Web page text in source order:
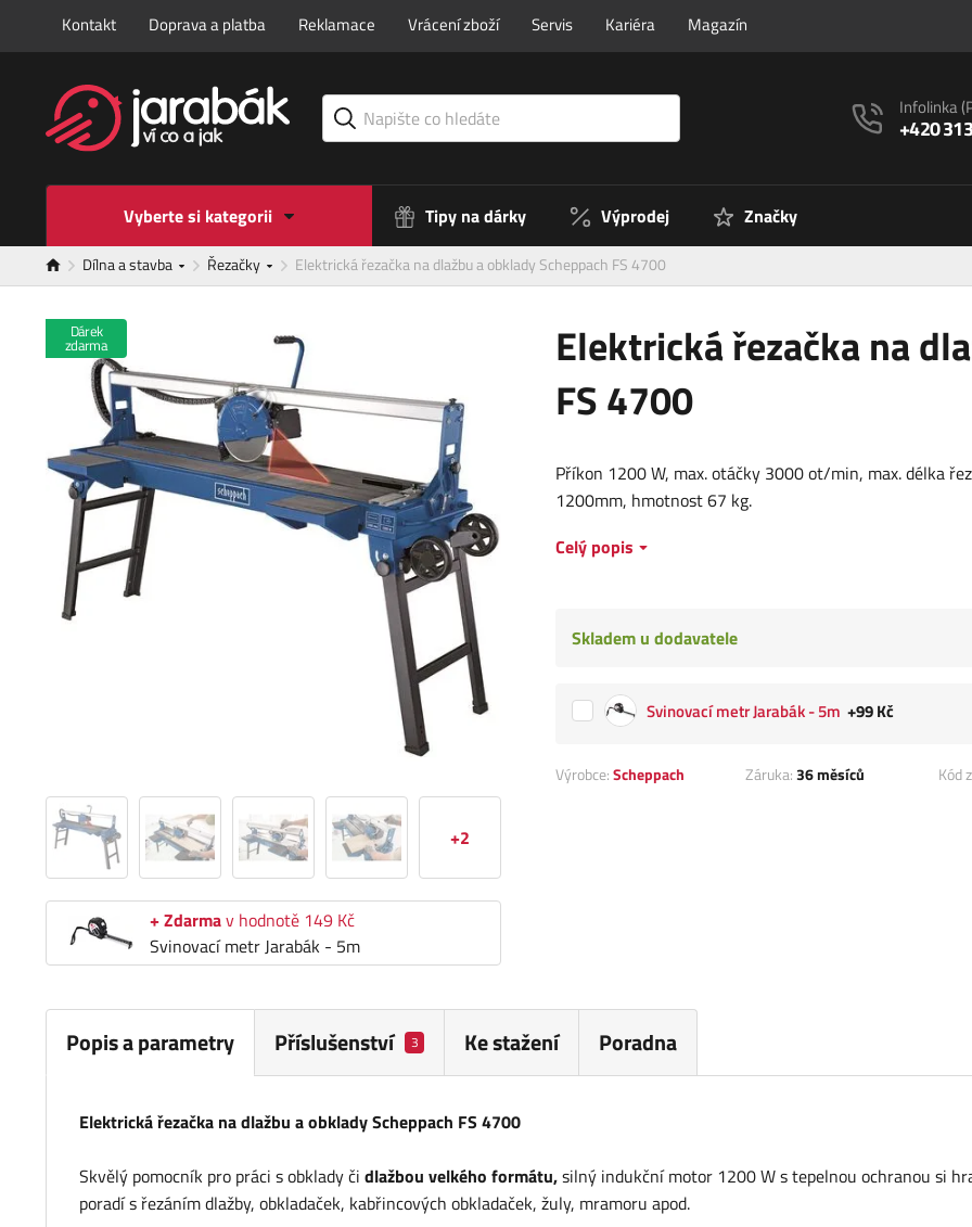
Kontakt Doprava a platba Reklamace Vrácení zboží Servis Kariéra Magazín
Infolinka
+420
Vyberte si kategorii Tipy na dárky Výprodej Značky
Dílna a stavba Řezačky Elektrická řezačka na dlažbu a obklady Scheppach FS 4700
Elektrická řezačka na
FS 4700
Dárek
zdarma
+2
+ Zdarmav hodnotě 149 Kč
Svinovací metr Jarabák - 5m
Příkon 1200 W, max. otáčky 3000 ot/min, max. délka
1200mm, hmotnost 67 kg.
Celý popis
Skladem u dodavatele
Svinovací metr Jarabák - 5m +99 Kč
Výrobce:Scheppach Záruka:36 měsíců Kód
Popis a parametry Příslušenství 3 Ke stažení Poradna
Elektrická řezačka na dlažbu a obklady Scheppach FS 4700
Skvělý pomocník pro práci s obklady či dlažbou velkého formátu,silný indukční motor 1200 W s tepelnou ochranou si
poradí s řezáním dlažby, obkladaček, kabřincových obkladaček, žuly, mramoru apod.